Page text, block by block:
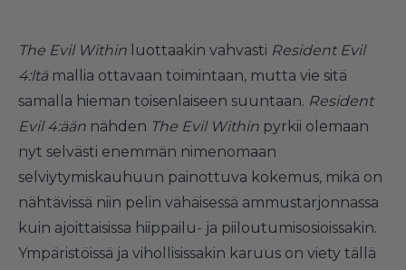
The Evil Within luottaakin vahvasti Resident Evil
4:ltä mallia ottavaan toimintaan, mutta vie sitä
samalla hieman toisenlaiseen suuntaan. Resident
Evil 4:ään nähden The Evil Within pyrkii olemaan
nyt selvästi enemmän nimenomaan
selviytymiskauhuun painottuva kokemus, mikä on
nähtävissä niin pelin vähäisessä ammustarjonnassa
kuin ajoittaisissa hiippailu- ja piiloutumisosioissakin.
Ympäristöissä ja vihollisissakin karuus on viety tällä